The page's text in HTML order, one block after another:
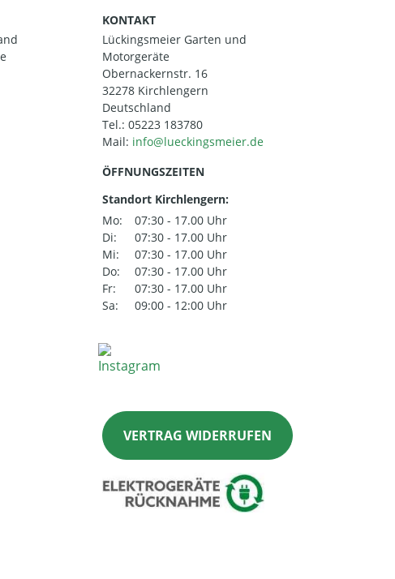
KONTAKT
Lückingsmeier Garten und
Motorgeräte
Obernackernstr. 16
32278 Kirchlengern
Deutschland
Tel.: 05223 183780
Mail:
ÖFFNUNGSZEITEN
Standort Kirchlengern:
Mo:
07:30 - 17.00 Uhr
Di:
07:30 - 17.00 Uhr
Mi:
07:30 - 17.00 Uhr
Do:
07:30 - 17.00 Uhr
Fr:
07:30 - 17.00 Uhr
Sa:
09:00 - 12:00 Uhr
VERTRAG WIDERRUFEN